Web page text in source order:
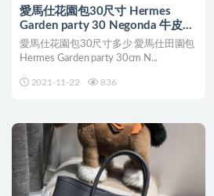
愛馬仕花園包30尺寸 Hermes
Garden party 30 Negonda 牛皮
P9 Anemone 海葵紫
愛馬仕花園包30尺寸多少 愛馬仕田園包
Hermes Garden party 30cm N...
2021-11-22 836